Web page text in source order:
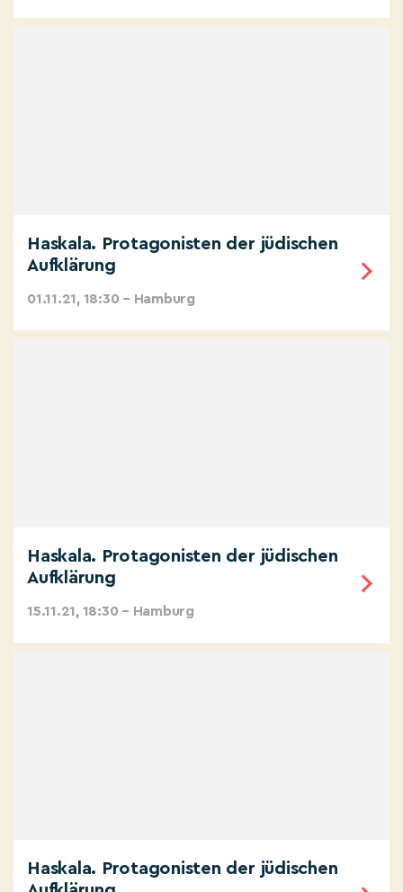
Haskala. Protagonisten der jüdischen
Aufklärung
01.11.21, 18:30 – Hamburg
Haskala. Protagonisten der jüdischen
Aufklärung
15.11.21, 18:30 – Hamburg
Haskala. Protagonisten der jüdischen